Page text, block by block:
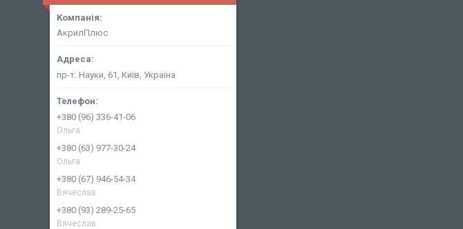
АкрилПлюс
пр-т. Науки, 61, Київ, Україна
+380 (96) 336-41-06
Ольга
+380 (63) 977-30-24
Ольга
+380 (67) 946-54-34
Вячеслав
+380 (93) 289-25-65
Вячеслав